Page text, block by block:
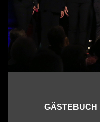
GÄSTE­BUCH